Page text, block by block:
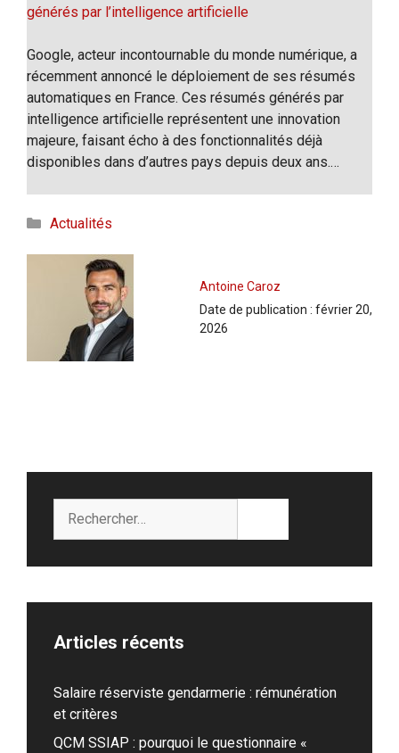
générés par l’intelligence artificielle
Google, acteur incontournable du monde numérique, a
récemment annoncé le déploiement de ses résumés
automatiques en France. Ces résumés générés par
intelligence artificielle représentent une innovation
majeure, faisant écho à des fonctionnalités déjà
disponibles dans d’autres pays depuis deux ans.…
Catégories
Actualités
Antoine Caroz
Date de publication : février 20,
2026
Articles récents
Salaire réserviste gendarmerie : rémunération
et critères
QCM SSIAP : pourquoi le questionnaire «